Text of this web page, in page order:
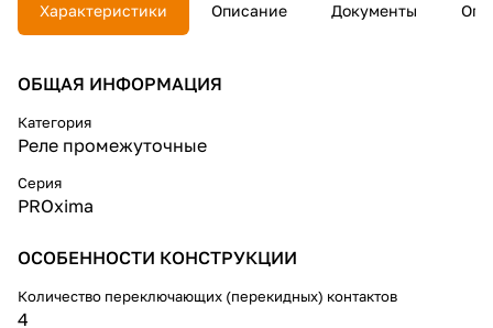
реле на 35 мм монтажной DIN-
выводов, переключающих
коммутация алюминиевым и
медным проводом
Характеристики Описание Документы
ОБЩАЯ ИНФОРМАЦИЯ
Категория
Реле промежуточные
Серия
PROxima
ОСОБЕННОСТИ КОНСТРУКЦИИ
Количество переключающих (перекидных) контактов
4